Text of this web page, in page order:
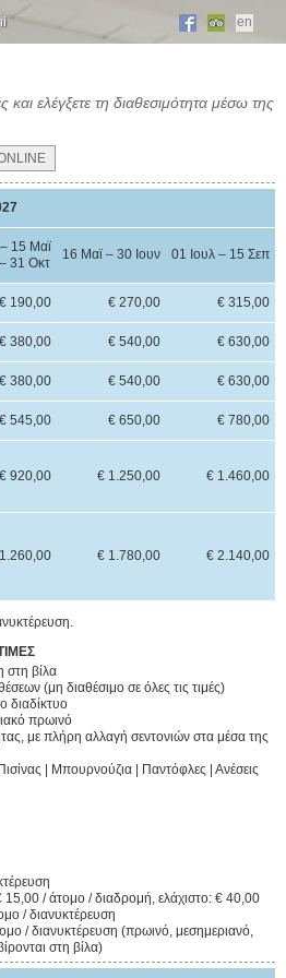
en
ελέγξετε τη διαθεσιμότητα μέσω της
15 Μαϊ
31 Οκτ
16 Μαϊ – 30 Ιουν 01 Ιουλ – 15 Σεπ
€ 190,00 € 270,00 € 315,00
€ 380,00 € 540,00 € 630,00
€ 380,00 € 540,00 € 630,00
€ 545,00 € 650,00 € 780,00
€ 920,00 € 1.250,00 € 1.460,00
1.260,00 € 1.780,00 € 2.140,00
στη βίλα
(μη διαθέσιμο σε όλες τις τιμές)
διαδίκτυο
πρωινό
με πλήρη αλλαγή σεντονιών στα μέσα της
| Μπουρνούζια | Παντόφλες | Ανέσεις
15,00 / άτομο / διαδρομή, ελάχιστο: € 40,00
/ διανυκτέρευση
/ διανυκτέρευση (πρωινό, μεσημεριανό,
στη βίλα)